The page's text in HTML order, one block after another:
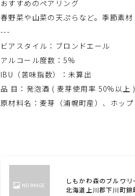
おすすめのペアリング
春野菜や山菜の天ぷらなど。季節素材
---
ビアスタイル：ブロンドエール
アルコール度数：5%
IBU（苦味指数）：未算出
品 目：発泡酒 ( 麦芽使用率 50%以上 )
原材料名：麦芽（浦幌町産）、ホッ
しもかわ森のブルワリ
北海道上川郡下川町錦